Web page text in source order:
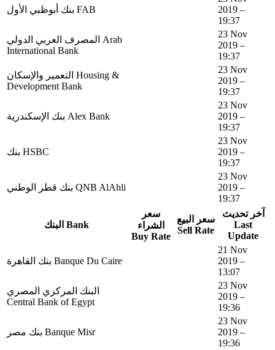
بنك أبوظبي اﻷول FAB
2019 –
19:37
المصرف العربي الدولي Arab
International Bank
23 Nov
2019 –
19:37
التعمير والإسكان Housing &
Development Bank
23 Nov
2019 –
19:37
بنك الإسكندرية Alex Bank
23 Nov
2019 –
19:37
بنك HSBC
23 Nov
2019 –
19:37
بنك قطر الوطني QNB AlAhli
23 Nov
2019 –
19:37
البنك Bank
سعر
الشراء
Buy Rate
سعر البيع
Sell Rate
آخر تحديث
Last
Update
بنك القاهرة Banque Du Caire
21 Nov
2019 –
13:07
البنك المركزي المصري
Central Bank of Egypt
23 Nov
2019 –
19:36
بنك مصر Banque Misr
23 Nov
2019 –
19:36